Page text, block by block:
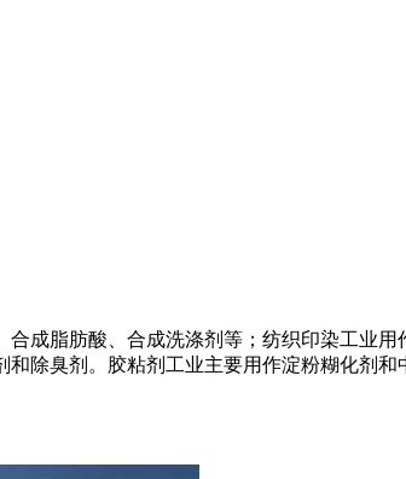
成脂肪酸、合成洗涤剂等；纺织印染工业
除臭剂。胶粘剂工业主要用作淀粉糊化剂